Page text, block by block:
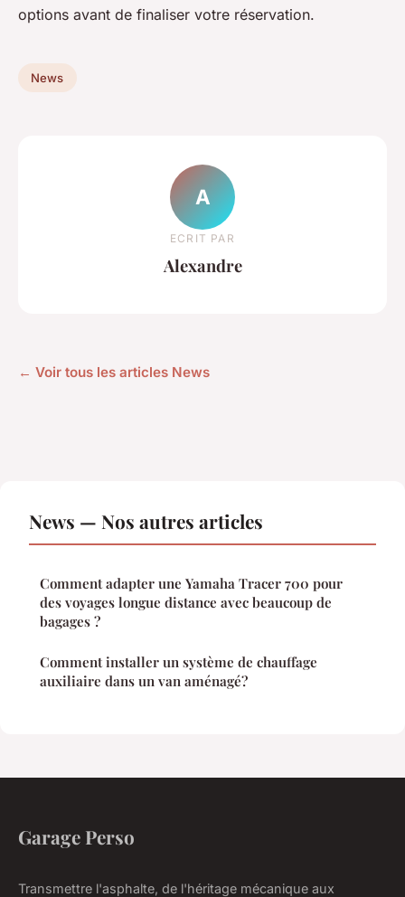
options avant de finaliser votre réservation.
News
A
ECRIT PAR
Alexandre
← Voir tous les articles News
News — Nos autres articles
Comment adapter une Yamaha Tracer 700 pour
des voyages longue distance avec beaucoup de
bagages ?
Comment installer un système de chauffage
auxiliaire dans un van aménagé?
Garage Perso
Transmettre l'asphalte, de l'héritage mécanique aux